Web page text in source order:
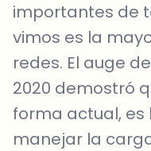
importantes de
vimos es la
redes. El auge
2020 demostró
forma actual,
manejar la